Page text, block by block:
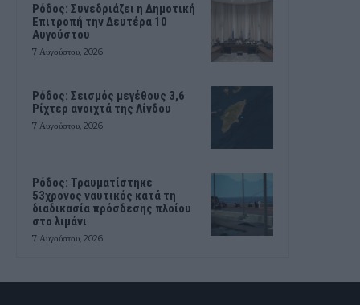
Ρόδος: Συνεδριάζει η Δημοτική
Επιτροπή την Δευτέρα 10
Αυγούστου
7 Αυγούστου, 2026
Ρόδος: Σεισμός μεγέθους 3,6
Ρίχτερ ανοιχτά της Λίνδου
7 Αυγούστου, 2026
Ρόδος: Τραυματίστηκε
53χρονος ναυτικός κατά τη
διαδικασία πρόσδεσης πλοίου
στο λιμάνι
7 Αυγούστου, 2026